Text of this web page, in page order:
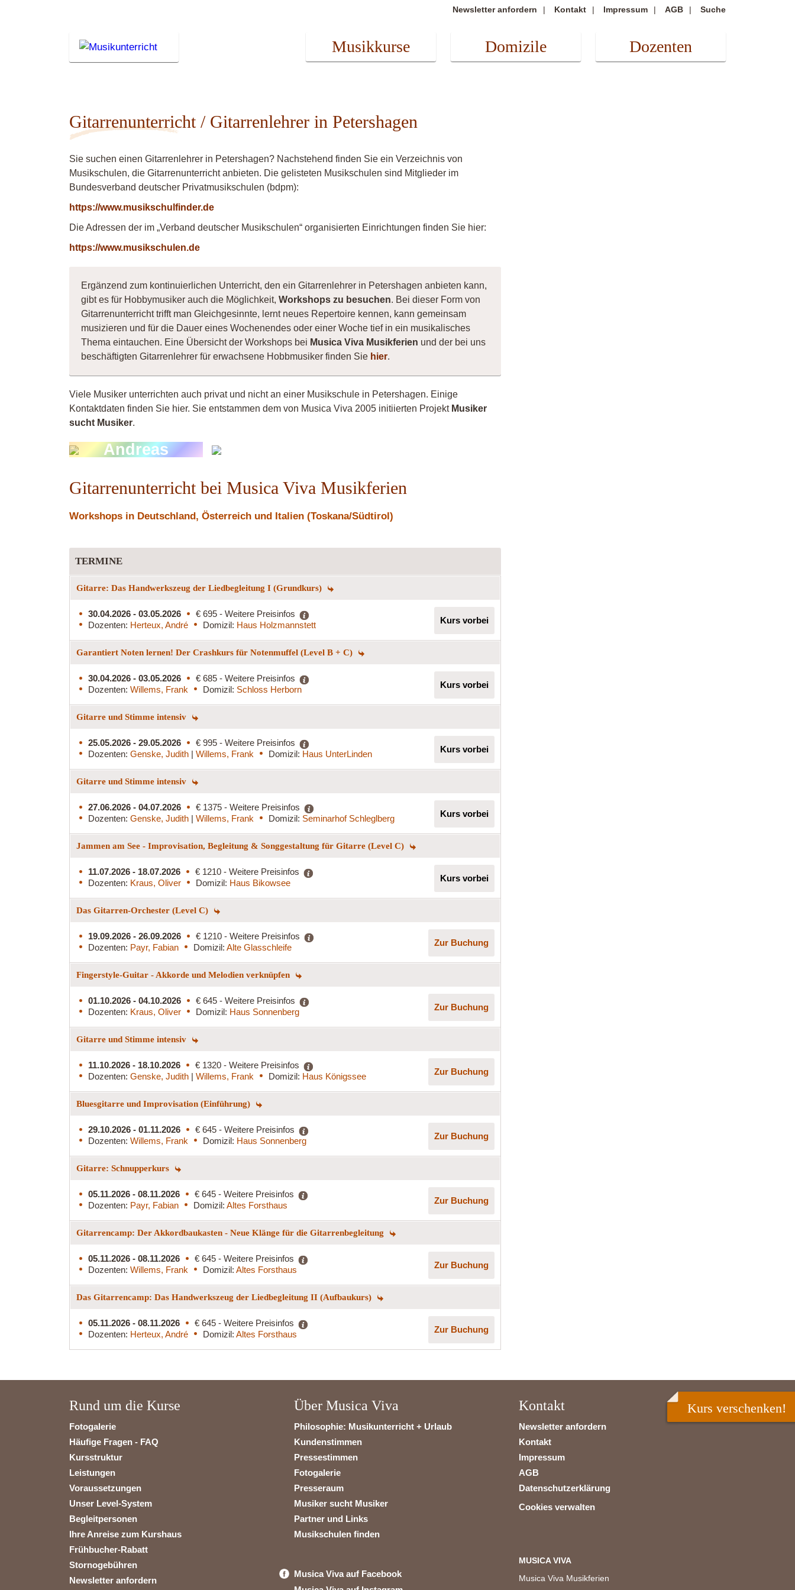
Newsletter anfordern Kontakt Impressum AGB Suche
Musikkurse Domizile Dozenten
Gitarrenunterricht / Gitarrenlehrer in Petershagen
Sie suchen einen Gitarrenlehrer in Petershagen? Nachstehend finden Sie ein Verzeichnis von
Musikschulen, die Gitarrenunterricht anbieten. Die gelisteten Musikschulen sind Mitglieder im
Bundesverband deutscher Privatmusikschulen (bdpm):
https://www.musikschulfinder.de
Die Adressen der im „Verband deutscher Musikschulen“ organisierten Einrichtungen finden Sie hier:
https://www.musikschulen.de
Ergänzend zum kontinuierlichen Unterricht, den ein Gitarrenlehrer in Petershagen anbieten kann,
gibt es für Hobbymusiker auch die Möglichkeit, Workshops zu besuchen. Bei dieser Form von
Gitarrenunterricht trifft man Gleichgesinnte, lernt neues Repertoire kennen, kann gemeinsam
musizieren und für die Dauer eines Wochenendes oder einer Woche tief in ein musikalisches
Thema eintauchen. Eine Übersicht der Workshops bei Musica Viva Musikferien und der bei uns
beschäftigten Gitarrenlehrer für erwachsene Hobbmusiker finden Sie hier.
Viele Musiker unterrichten auch privat und nicht an einer Musikschule in Petershagen. Einige
Kontaktdaten finden Sie hier. Sie entstammen dem von Musica Viva 2005 initiierten Projekt Musiker
sucht Musiker.
Andreas
Gitarrenunterricht bei Musica Viva Musikferien
Workshops in Deutschland, Österreich und Italien (Toskana/Südtirol)
TERMINE
Gitarre: Das Handwerkszeug der Liedbegleitung I (Grundkurs)
30.04.2026 - 03.05.2026
€ 695 - Weitere Preisinfos
Dozenten: Herteux, André Domizil: Haus Holzmannstett Kurs vorbei
Garantiert Noten lernen! Der Crashkurs für Notenmuffel (Level B + C)
30.04.2026 - 03.05.2026
€ 685 - Weitere Preisinfos
Dozenten: Willems, Frank Domizil: Schloss Herborn Kurs vorbei
Gitarre und Stimme intensiv
25.05.2026 - 29.05.2026
€ 995 - Weitere Preisinfos
Dozenten: Genske, Judith | Willems, Frank Domizil: Haus UnterLinden Kurs vorbei
Gitarre und Stimme intensiv
27.06.2026 - 04.07.2026
€ 1375 - Weitere Preisinfos
Dozenten: Genske, Judith | Willems, Frank Domizil: Seminarhof Schleglberg Kurs vorbei
Jammen am See - Improvisation, Begleitung & Songgestaltung für Gitarre (Level C)
11.07.2026 - 18.07.2026
€ 1210 - Weitere Preisinfos
Dozenten: Kraus, Oliver Domizil: Haus Bikowsee Kurs vorbei
Das Gitarren-Orchester (Level C)
19.09.2026 - 26.09.2026
€ 1210 - Weitere Preisinfos
Dozenten: Payr, Fabian Domizil: Alte Glasschleife Zur Buchung
Fingerstyle-Guitar - Akkorde und Melodien verknüpfen
01.10.2026 - 04.10.2026
€ 645 - Weitere Preisinfos
Dozenten: Kraus, Oliver Domizil: Haus Sonnenberg Zur Buchung
Gitarre und Stimme intensiv
11.10.2026 - 18.10.2026
€ 1320 - Weitere Preisinfos
Dozenten: Genske, Judith | Willems, Frank Domizil: Haus Königssee Zur Buchung
Bluesgitarre und Improvisation (Einführung)
29.10.2026 - 01.11.2026
€ 645 - Weitere Preisinfos
Dozenten: Willems, Frank Domizil: Haus Sonnenberg Zur Buchung
Gitarre: Schnupperkurs
05.11.2026 - 08.11.2026
€ 645 - Weitere Preisinfos
Dozenten: Payr, Fabian Domizil: Altes Forsthaus Zur Buchung
Gitarrencamp: Der Akkordbaukasten - Neue Klänge für die Gitarrenbegleitung
05.11.2026 - 08.11.2026
€ 645 - Weitere Preisinfos
Dozenten: Willems, Frank Domizil: Altes Forsthaus Zur Buchung
Das Gitarrencamp: Das Handwerkszeug der Liedbegleitung II (Aufbaukurs)
05.11.2026 - 08.11.2026
€ 645 - Weitere Preisinfos
Dozenten: Herteux, André Domizil: Altes Forsthaus Zur Buchung
Rund um die Kurse
Fotogalerie
Häufige Fragen - FAQ
Kursstruktur
Leistungen
Voraussetzungen
Unser Level-System
Begleitpersonen
Ihre Anreise zum Kurshaus
Frühbucher-Rabatt
Stornogebühren
Newsletter anfordern
Über Musica Viva
Philosophie: Musikunterricht + Urlaub
Kundenstimmen
Pressestimmen
Fotogalerie
Presseraum
Musiker sucht Musiker
Partner und Links
Musikschulen finden
Musica Viva auf Facebook
Kontakt
Newsletter anfordern
Kontakt
Impressum
AGB
Datenschutzerklärung
Cookies verwalten
MUSICA VIVA
Musica Viva Musikferien
Kurs verschenken!